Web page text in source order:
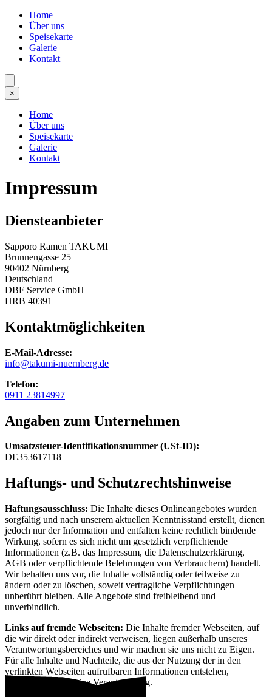
Home
Über uns
Speisekarte
Galerie
Kontakt
×
Home
Über uns
Speisekarte
Galerie
Kontakt
Impressum
Diensteanbieter
Sapporo Ramen TAKUMI
Brunnengasse 25
90402 Nürnberg
Deutschland
DBF Service GmbH
HRB 40391
Kontaktmöglichkeiten
E-Mail-Adresse:
info@takumi-nuernberg.de
Telefon:
0911 23814997
Angaben zum Unternehmen
Umsatzsteuer-Identifikationsnummer (USt-ID):
DE353617118
Haftungs- und Schutzrechtshinweise
Haftungsausschluss: Die Inhalte dieses Onlineangebotes wurden
sorgfältig und nach unserem aktuellen Kenntnisstand erstellt, dienen
jedoch nur der Information und entfalten keine rechtlich bindende
Wirkung, sofern es sich nicht um gesetzlich verpflichtende
Informationen (z.B. das Impressum, die Datenschutzerklärung,
AGB oder verpflichtende Belehrungen von Verbrauchern) handelt.
Wir behalten uns vor, die Inhalte vollständig oder teilweise zu
ändern oder zu löschen, soweit vertragliche Verpflichtungen
unberührt bleiben. Alle Angebote sind freibleibend und
unverbindlich.
Links auf fremde Webseiten: Die Inhalte fremder Webseiten, auf
die wir direkt oder indirekt verweisen, liegen außerhalb unseres
Verantwortungsbereiches und wir machen sie uns nicht zu Eigen.
Für alle Inhalte und Nachteile, die aus der Nutzung der in den
verlinkten Webseiten aufrufbaren Informationen entstehen,
übernehmen wir keine Verantwortung.